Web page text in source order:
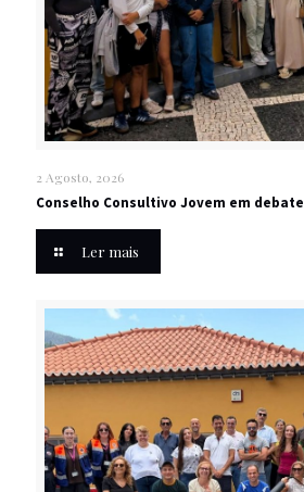
2 Agosto, 2026
Conselho Consultivo Jovem em debate
Ler mais